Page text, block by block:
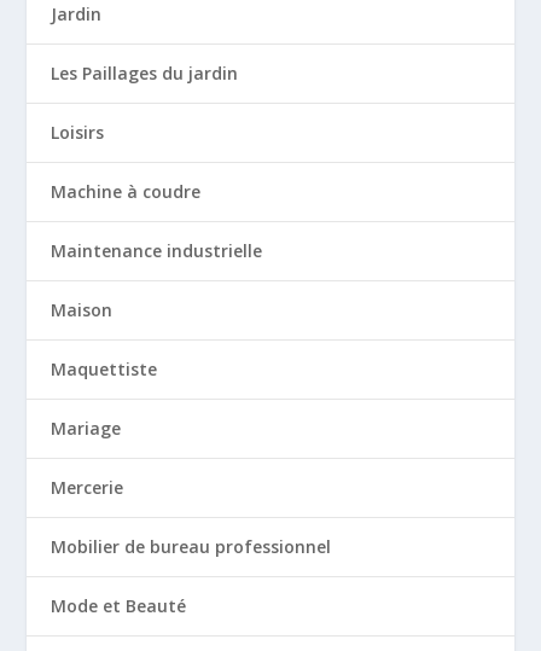
Jardin
Les Paillages du jardin
Loisirs
Machine à coudre
Maintenance industrielle
Maison
Maquettiste
Mariage
Mercerie
Mobilier de bureau professionnel
Mode et Beauté